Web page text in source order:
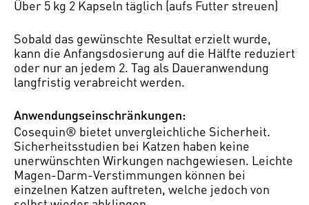
Über 5 kg 2 Kapseln täglich (aufs Futter streuen)
Sobald das gewünschte Resultat erzielt wurde,
kann die Anfangsdosierung auf die Hälfte reduziert
oder nur an jedem 2. Tag als Daueranwendung
langfristig verabreicht werden.
Anwendungseinschränkungen:
Cosequin® bietet unvergleichliche Sicherheit.
Sicherheitsstudien bei Katzen haben keine
unerwünschten Wirkungen nachgewiesen. Leichte
Magen-Darm-Verstimmungen können bei
einzelnen Katzen auftreten, welche jedoch von